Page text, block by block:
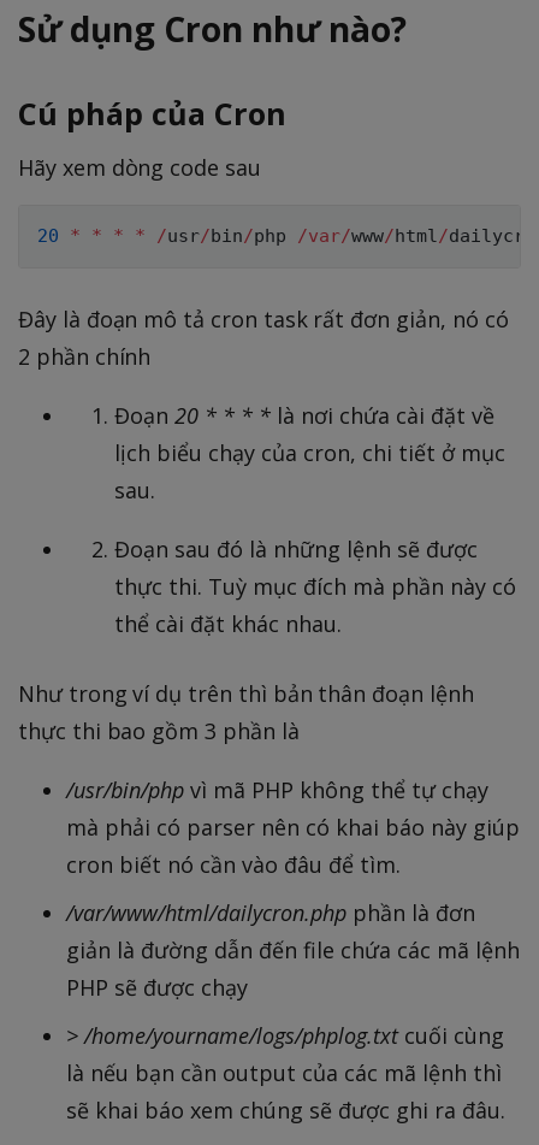
Sử dụng Cron như nào?
Cú pháp của Cron
Hãy xem dòng code sau
20 * * * * /usr/bin/php /var/www/html/
Đây là đoạn mô tả cron task rất đơn giản, nó có
2 phần chính
Đoạn 20 * * * * là nơi chứa cài đặt về
lịch biểu chạy của cron, chi tiết ở mục
sau.
Đoạn sau đó là những lệnh sẽ được
thực thi. Tuỳ mục đích mà phần này có
thể cài đặt khác nhau.
Như trong ví dụ trên thì bản thân đoạn lệnh
thực thi bao gồm 3 phần là
/usr/bin/php vì mã PHP không thể tự chạy
mà phải có parser nên có khai báo này giúp
cron biết nó cần vào đâu để tìm.
/var/www/html/dailycron.php phần là đơn
giản là đường dẫn đến file chứa các mã lệnh
PHP sẽ được chạy
> /home/yourname/logs/phplog.txtcuối cùng
là nếu bạn cần output của các mã lệnh thì
sẽ khai báo xem chúng sẽ được ghi ra đâu.